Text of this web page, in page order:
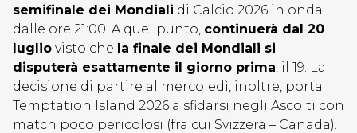
semifinale dei Mondiali di Calcio 2026 in onda
dalle ore 21:00. A quel punto, continuerà dal 20
luglio visto che la finale dei Mondiali si
disputerà esattamente il giorno prima, il 19. La
decisione di partire al mercoledì, inoltre, porta
Temptation Island 2026 a sfidarsi negli Ascolti con
match poco pericolosi (fra cui Svizzera – Canada).